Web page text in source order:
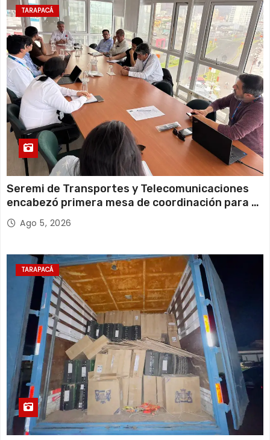
Martes 20°C 18°C
12 de agosto
Miércoles 21°C 18°C
TARAPACÁ
Seremi de Transportes y Telecomunicaciones
encabezó primera mesa de coordinación para el
retiro de cables en desuso en Iquique
Ago 5, 2026
TARAPACÁ